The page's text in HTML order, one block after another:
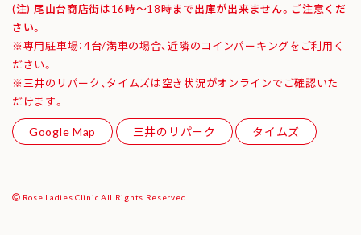
(注) 尾山台商店街は16時～18時まで出庫が出来ません。ご注意くだ
さい。
※専用駐車場：4台/満車の場合、近隣のコインパーキングをご利用く
ださい。
※三井のリパーク、タイムズは空き状況がオンラインでご確認いた
だけます。
Google Map 三井のリパーク タイムズ
Rose Ladies Clinic All Rights Reserved.